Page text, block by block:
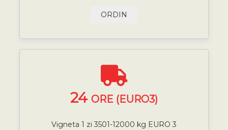
ORDIN
24 ORE (EURO3)
Vigneta 1 zi 3501-12000 kg EURO 3